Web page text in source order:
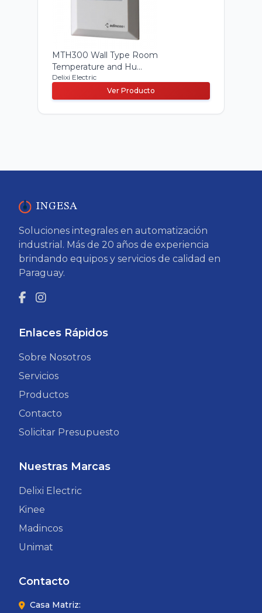
MTH300 Wall Type Room
Temperature and Hu...
Delixi Electric
Ver Producto
INGESA
Soluciones integrales en automatización
industrial. Más de 20 años de experiencia
brindando equipos y servicios de calidad en
Paraguay.
Enlaces Rápidos
Sobre Nosotros
Servicios
Productos
Contacto
Solicitar Presupuesto
Nuestras Marcas
Delixi Electric
Kinee
Madincos
Unimat
Contacto
Casa Matriz: